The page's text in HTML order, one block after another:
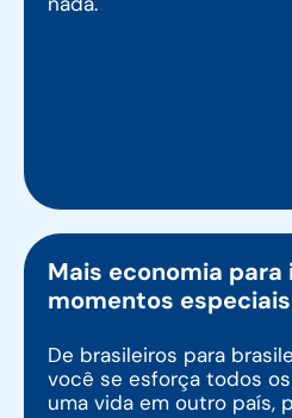
Mais economia
momentos especiais
De brasileiros para
você se esforça todos
uma vida em outro país,